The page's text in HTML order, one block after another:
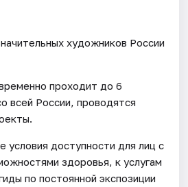
художников России
проходит до 6
всей России, проводятся
условия доступности для лиц с
здоровья, к услугам
по постоянной экспозиции